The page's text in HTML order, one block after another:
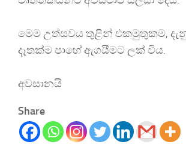
මෙම උත්සවය තුළින් එකමුතුකම,
දෑතක්ම පාහේ ඇගයීමට ලක් විය.
අවසානයි
Share